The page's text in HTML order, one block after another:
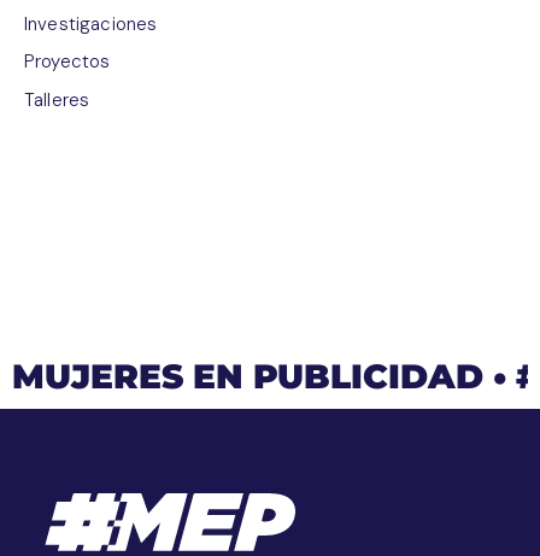
Investigaciones
Proyectos
Talleres
MUJERES EN PUBLICIDAD •